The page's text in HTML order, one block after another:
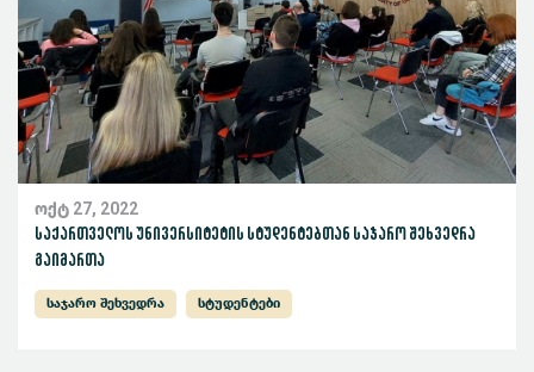
ოქტ 27, 2022
საქართველოს უნივერსიტეტის სტუდენტებთან საჯარო შეხვედრა
გაიმართა
საჯარო შეხვედრა სტუდენტები